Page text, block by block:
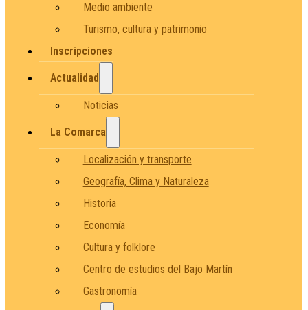
Medio ambiente
Turismo, cultura y patrimonio
Inscripciones
Actualidad
Noticias
La Comarca
Localización y transporte
Geografía, Clima y Naturaleza
Historia
Economía
Cultura y folklore
Centro de estudios del Bajo Martín
Gastronomía